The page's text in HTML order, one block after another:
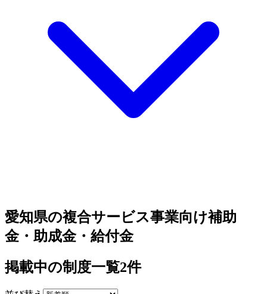
愛知県の複合サービス事業向け補助
金・助成金・給付金
掲載中の制度一覧2件